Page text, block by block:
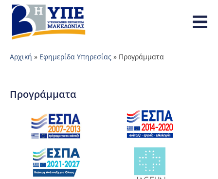
Αρχική » Εφημερίδα Υπηρεσίας » Προγράμματα
Προγράμματα